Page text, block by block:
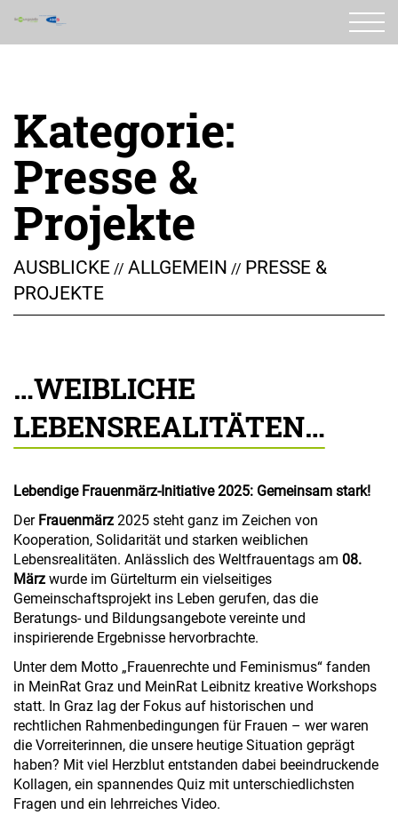
Inhalt
springen
Kategorie:
Presse &
Projekte
AUSBLICKE // ALLGEMEIN // PRESSE &
PROJEKTE
…WEIBLICHE
LEBENSREALITÄTEN…
Lebendige Frauenmärz-Initiative 2025: Gemeinsam stark!
DerFrauenmärz2025 steht ganz im Zeichen von
Kooperation, Solidarität und starken weiblichen
Lebensrealitäten. Anlässlich des Weltfrauentags am 08.
Märzwurde im Gürtelturm ein vielseitiges
Gemeinschaftsprojekt ins Leben gerufen, das die
Beratungs- und Bildungsangebote vereinte und
inspirierende Ergebnisse hervorbrachte.
Unter dem Motto „Frauenrechte und Feminismus“ fanden
in MeinRat Graz und MeinRat Leibnitz kreative Workshops
statt. In Graz lag der Fokus auf historischen und
rechtlichen Rahmenbedingungen für Frauen – wer waren
die Vorreiterinnen, die unsere heutige Situation geprägt
haben? Mit viel Herzblut entstanden dabei beeindruckende
Kollagen, ein spannendes Quiz mit unterschiedlichsten
Fragen und ein lehrreiches Video.